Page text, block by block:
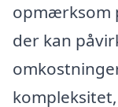
opmærksom
der kan